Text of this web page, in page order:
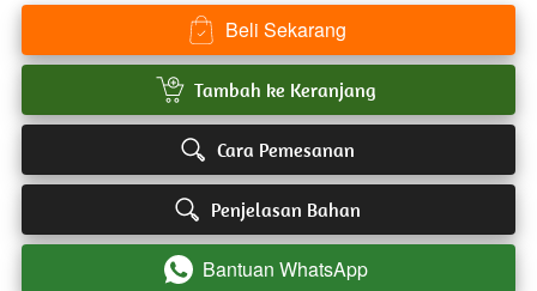
` Beli Sekarang
` Tambah ke Keranjang
` Cara Pemesanan
` Penjelasan Bahan
` Bantuan WhatsApp